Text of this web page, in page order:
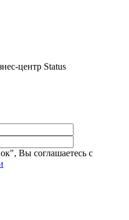
центр Status
Вы соглашаетесь с